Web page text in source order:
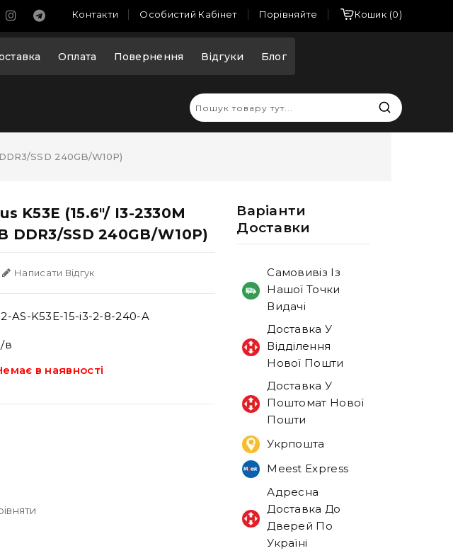
Контакти Особистий Кабінет Порівняйте Кошик 0
Оплата Повернення Відгуки Блог
SSD 240GB/W10P)
K53E (15.6"/ I3-2330M
DDR3/SSD 240GB/W10P)
Написати Відгук
AS-K53E-15-i3-2-8-240-A
в
в наявності
Варiанти
Доставки
Самовивіз Із
Нашої Точки
Видачі
Доставка У
Відділення
Нової Пошти
Доставка У
Поштомат Нової
Пошти
Укрпошта
Meest Express
Адресна
Доставка До
Дверей По
Україні